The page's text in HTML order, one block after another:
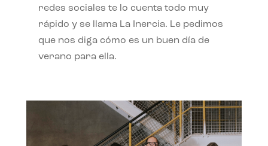
redes sociales te lo cuenta todo muy
rápido y se llama La Inercia. Le pedimos
que nos diga cómo es un buen día de
verano para ella.